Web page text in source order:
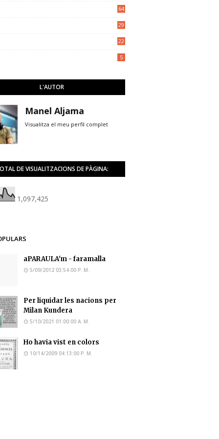
64
29
22
5
L'AUTOR
Manel Aljama
Visualitza el meu perfil complet
DE VISUALITZACIONS DE PÀGINA:
1,097,425
aPARAULA'm - faramalla
5/09/2012 03:54:00 P. M.
Per liquidar les nacions per
Milan Kundera
5/10/2021 01:00:00 A. M.
Ho havia vist en colors
10/14/2009 04:13:00 P. M.